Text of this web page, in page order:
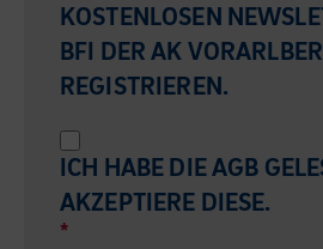
KOSTENLOSEN
BFI DER AK
REGISTRIEREN.
ICH HABE DIEAGB
AKZEPTIERE DIESE.
*